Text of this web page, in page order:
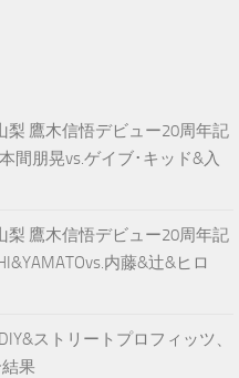
梨 鷹木信悟デビュー20周年記
間朋晃vs.ゲイブ･キッド&入
梨 鷹木信悟デビュー20周年記
内藤&辻&ヒロ
ストリートプロフィッツ、
果